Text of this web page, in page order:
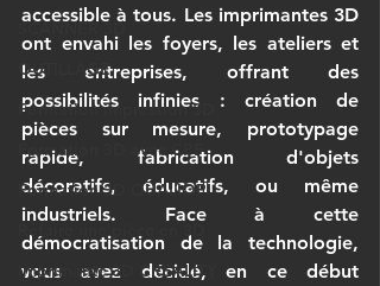
SCANNER 3D
OUTILLAGE
Formation impression 3D
Formation 3D avec CPF
Formation 3D QUALIOPI
Refaire une pièce en 3D
Imprimante 3D CREALITY
accessible à tous. Les imprimantes 3D
ont envahi les foyers, les ateliers et
les entreprises, offrant des
possibilités infinies : création de
pièces sur mesure, prototypage
rapide, fabrication d'objets
décoratifs, éducatifs, ou même
industriels. Face à cette
démocratisation de la technologie,
vous avez décidé, en ce début